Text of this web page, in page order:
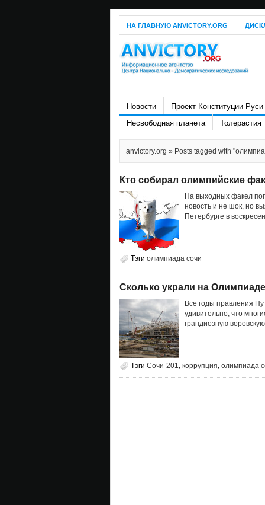
НА ГЛАВНУЮ ANVICTORY.ORG
Новости
Проект Конституции Руси
Несвободная планета
Толерастия
anvictory.org » Posts tagged with
Кто собирал олимпийские
На выходных факел
новость и не шок, но
Петербурге в
Тэги олимпиада сочи
Сколько украли на
Все годы правления
удивительно, что
грандиозную
Тэги Сочи-201, коррупция, олимпиада